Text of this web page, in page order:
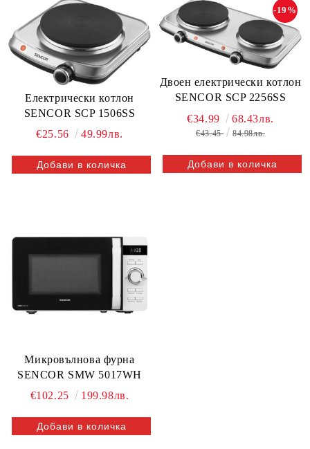
Електрически котлон
SENCOR SCP 1506SS
€25.56
49.99лв.
Двоен електрически котлон
SENCOR SCP 2256SS
-19%
€34.99 68.43лв.
€43.45 84.98лв.
Микровълнова фурна
SENCOR SMW 5017WH
€102.25
199.98лв.